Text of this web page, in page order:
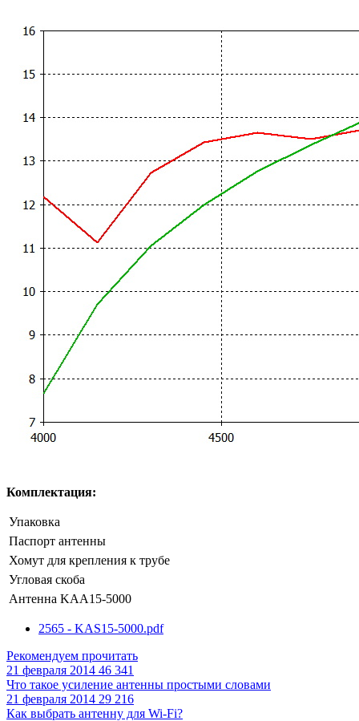
Комплектация:
Упаковка
Паспорт антенны
Хомут для крепления к трубе
Угловая скоба
Антенна KAА15-5000
2565 - KAS15-5000.pdf
Рекомендуем прочитать
21 февраля 2014 46 341
Что такое усиление антенны простыми словами
21 февраля 2014 29 216
Как выбрать антенну для Wi-Fi?